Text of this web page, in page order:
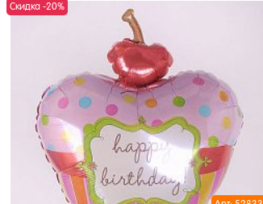
175 ₽
122.50 ₽
В корзину
Купить в 1 клик
В избранное
В наличии
Скидка -20%